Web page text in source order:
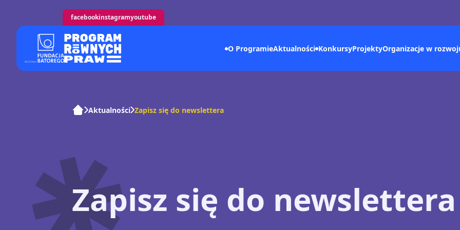
facebookinstagramyoutube
O ProgramieAktualności KonkursyProjektyOrganizacje w
Aktualności Zapisz się do newslettera
Zapisz się do newslettera